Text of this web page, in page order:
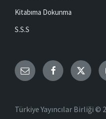
Kitabıma Dokunma
S.S.S
Email Facebook
Türkiye Yayıncılar Birliği ©